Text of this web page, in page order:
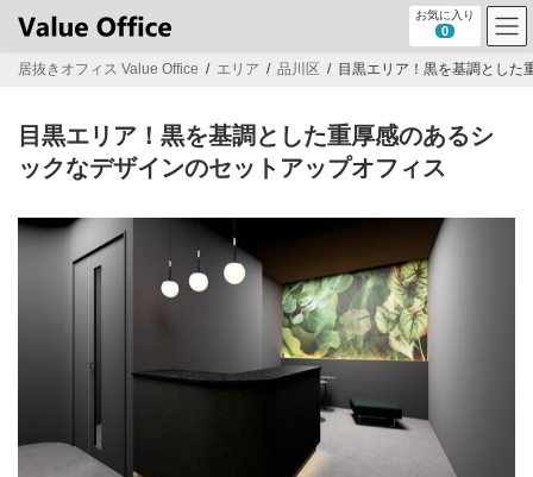
お気に入り
0
居抜きオフィス Value Office エリア 品川区 目黒エリア！黒を基調とした
目黒エリア！黒を基調とした重厚感のあるシ
ックなデザインのセットアップオフィス